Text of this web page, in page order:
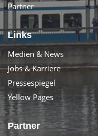
Partner
Links
Medien & News
Jobs & Karriere
Pressespiegel
Yellow Pages
Partner